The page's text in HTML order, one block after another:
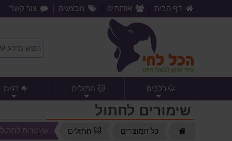
דף הבית אודותינו מבצעים צור קשר
🐶 כלבים 🐱 חתולים 🐠 דגים
שימורים לחתול
כל המוצרים 🐱 חתולים שימורים לחתול